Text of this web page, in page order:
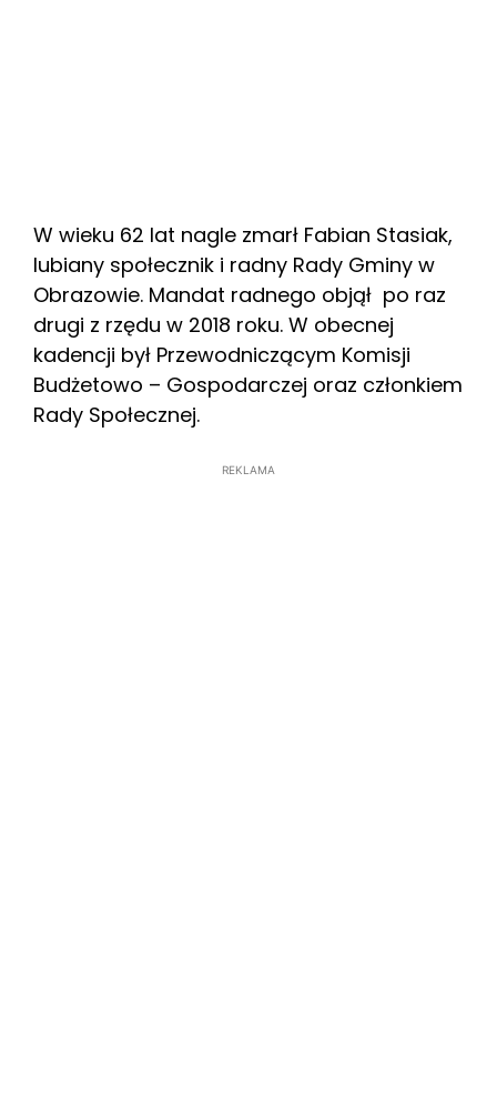
W wieku 62 lat nagle zmarł Fabian Stasiak,
lubiany społecznik i radny Rady Gminy w
Obrazowie. Mandat radnego objął po raz
drugi z rzędu w 2018 roku. W obecnej
kadencji był Przewodniczącym Komisji
Budżetowo – Gospodarczej oraz członkiem
Rady Społecznej.
REKLAMA